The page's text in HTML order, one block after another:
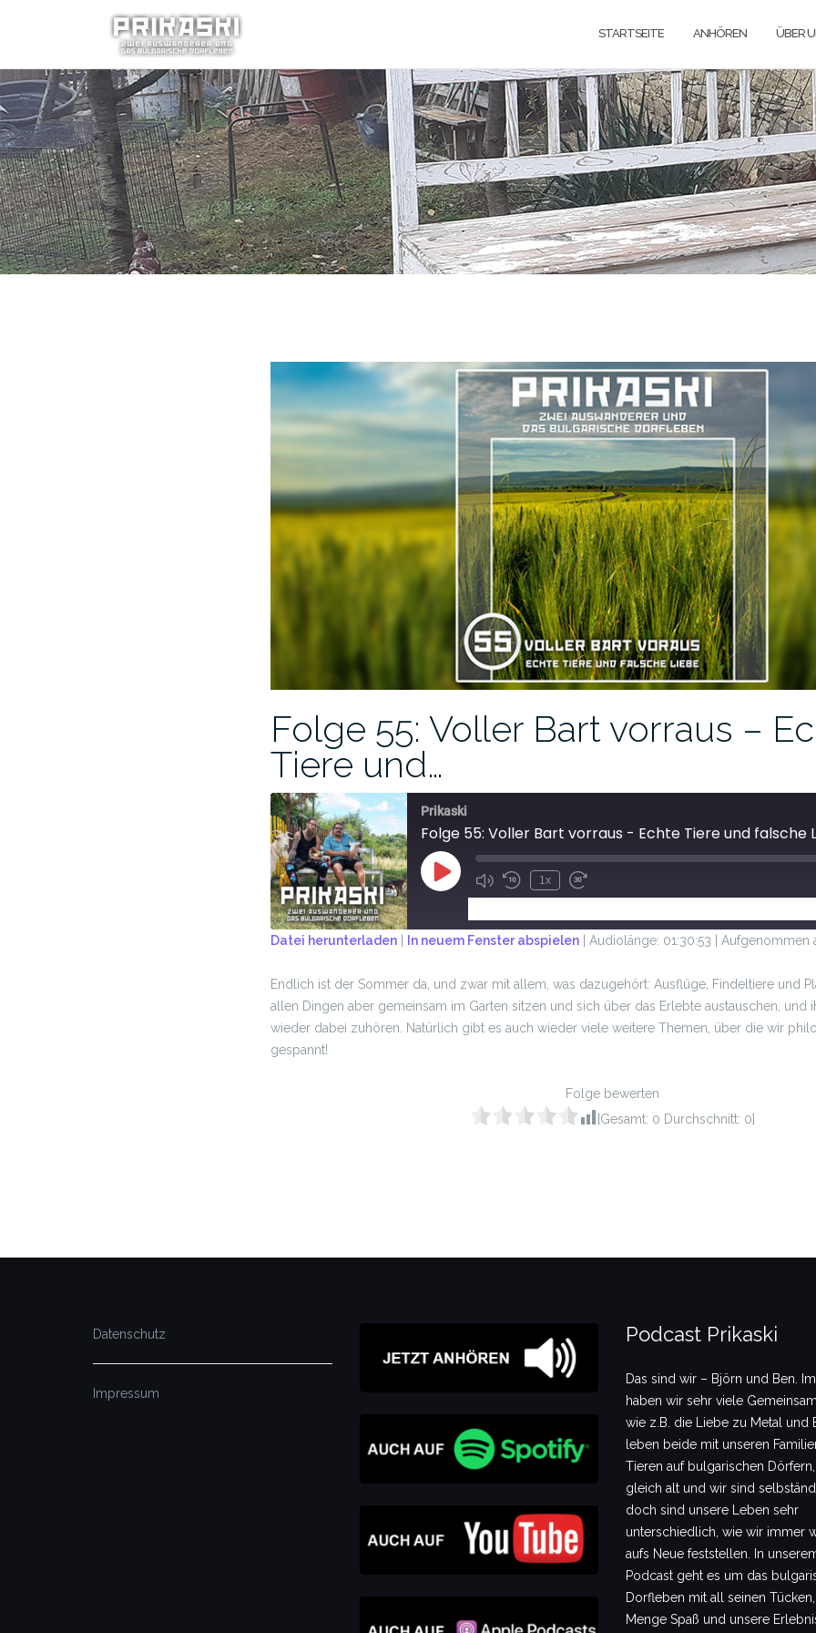
STARTSEITE ANHÖREN ÜBER
Folge 55: Voller Bart vorraus –
Tiere und…
Prikaski
Folge 55: Voller Bart vorraus - Echte Tiere und falsche
1x
RSS FEED
LINK
EMBED
Datei herunterladen | In neuem Fenster abspielen | Audiolänge: 01:30:53 | Aufgenommen
Endlich ist der Sommer da, und zwar mit allem, was dazugehört: Ausflüge, Findeltiere und
allen Dingen aber gemeinsam im Garten sitzen und sich über das Erlebte austauschen, und
wieder dabei zuhören. Natürlich gibt es auch wieder viele weitere Themen, über die wir
gespannt!
Folge bewerten
[Gesamt: 0 Durchschnitt: 0]
Datenschutz
Impressum
Podcast Prikaski
Das sind wir – Björn und Ben.
haben wir sehr viele
wie z.B. die Liebe zu Metal und
leben beide mit unseren
Tieren auf bulgarischen
gleich alt und wir sind
doch sind unsere Leben sehr
unterschiedlich, wie wir immer
aufs Neue feststellen. In
Podcast geht es um das
Dorfleben mit all seinen
Menge Spaß und unsere